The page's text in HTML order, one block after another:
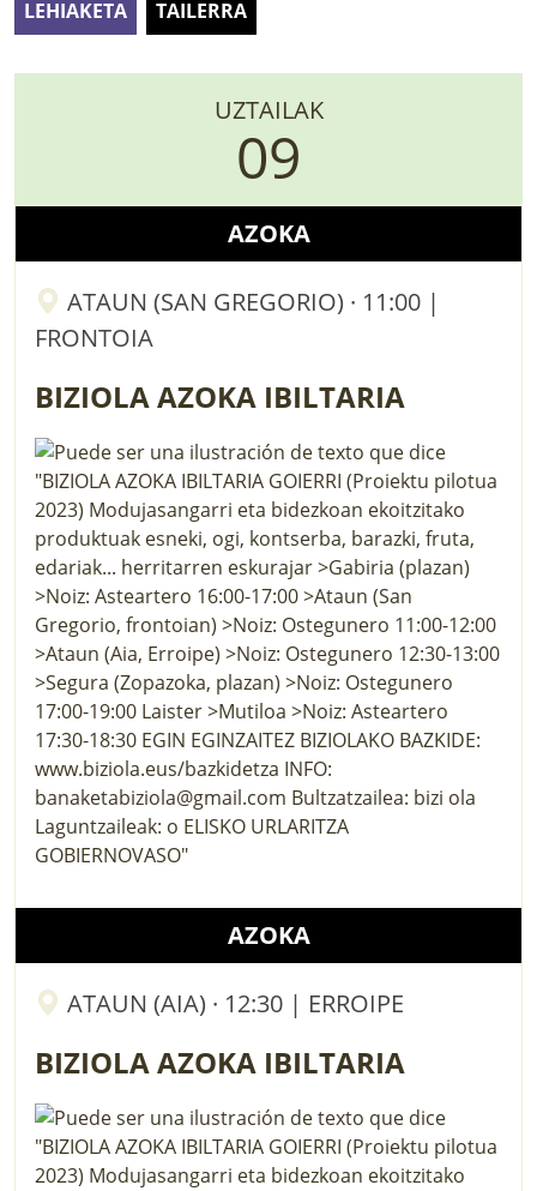
LURRAREN AGENDA
AZOKA
LEHIAKETA TAILERRA
UZTAILAK
09
AZOKA
ATAUN (SAN GREGORIO) · 11:00 |
FRONTOIA
BIZIOLA AZOKA IBILTARIA
AZOKA
ATAUN (AIA) · 12:30 | ERROIPE
BIZIOLA AZOKA IBILTARIA